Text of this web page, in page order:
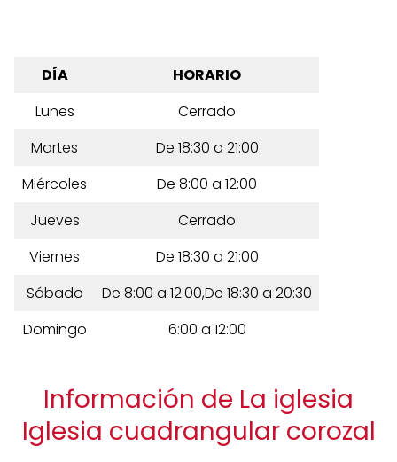
DÍA
HORARIO
Lunes
Cerrado
Martes
De 18:30 a 21:00
Miércoles
De 8:00 a 12:00
Jueves
Cerrado
Viernes
De 18:30 a 21:00
Sábado
De 8:00 a 12:00,De 18:30 a 20:30
Domingo
6:00 a 12:00
Información de La iglesia
Iglesia cuadrangular corozal